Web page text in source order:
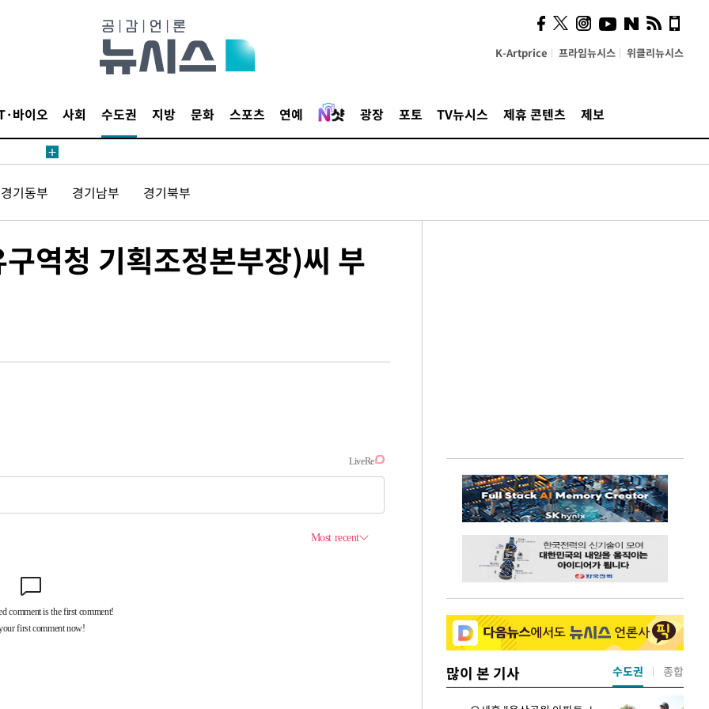
K-Artprice 프라임뉴시스 위클리뉴시스
바이오 사회 수도권 지방 문화 스포츠 연예 광장 포토 TV뉴시스 제휴 콘텐츠 제보
겠다"
속[다음
겠다"
경기동부 경기남부 경기북부
역청 기획조정본부장)씨 부
많이 본 기사 수도권 종합